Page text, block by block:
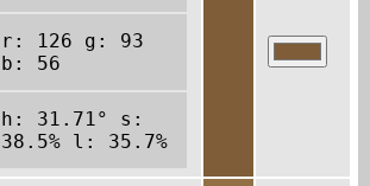
r: 126 g: 93
b: 56
h: 31.71° s:
38.5% l: 35.7%